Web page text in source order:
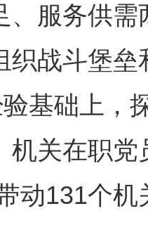
、服务供
织战斗堡
验基础上，
机关在职党
动131个